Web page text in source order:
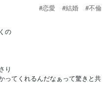
#恋愛
#結婚
#不倫
の
り
ってくれるんだなぁって驚きと共